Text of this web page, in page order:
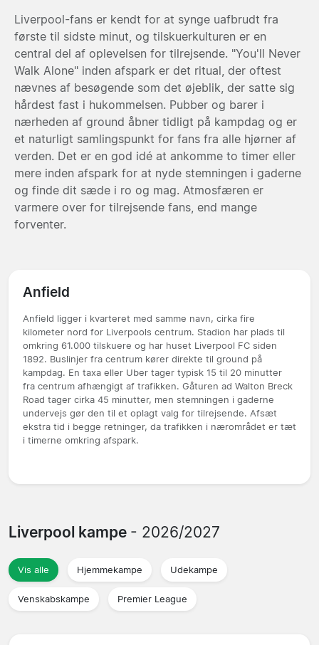
Liverpool-fans er kendt for at synge uafbrudt fra
første til sidste minut, og tilskuerkulturen er en
central del af oplevelsen for tilrejsende. "You'll Never
Walk Alone" inden afspark er det ritual, der oftest
nævnes af besøgende som det øjeblik, der satte sig
hårdest fast i hukommelsen. Pubber og barer i
nærheden af ground åbner tidligt på kampdag og er
et naturligt samlingspunkt for fans fra alle hjørner af
verden. Det er en god idé at ankomme to timer eller
mere inden afspark for at nyde stemningen i gaderne
og finde dit sæde i ro og mag. Atmosfæren er
varmere over for tilrejsende fans, end mange
forventer.
Anfield
Anfield ligger i kvarteret med samme navn, cirka fire
kilometer nord for Liverpools centrum. Stadion har plads til
omkring 61.000 tilskuere og har huset Liverpool FC siden
1892. Buslinjer fra centrum kører direkte til ground på
kampdag. En taxa eller Uber tager typisk 15 til 20 minutter
fra centrum afhængigt af trafikken. Gåturen ad Walton Breck
Road tager cirka 45 minutter, men stemningen i gaderne
undervejs gør den til et oplagt valg for tilrejsende. Afsæt
ekstra tid i begge retninger, da trafikken i nærområdet er tæt
i timerne omkring afspark.
Liverpool kampe - 2026/2027
Vis alle Hjemmekampe Udekampe
Venskabskampe Premier League